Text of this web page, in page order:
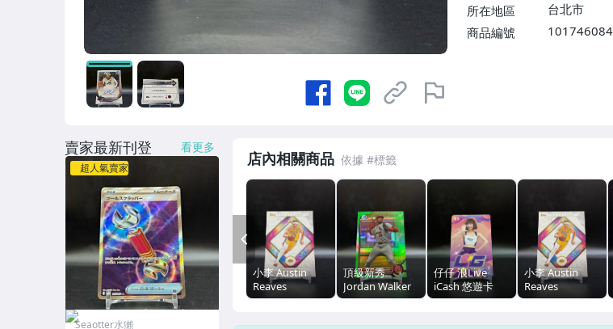
所在地區
台北市
商品編號
店內相關商品
小李 Austin
Reaves
Inception 盜夢
頂級新秀
Jordan Walker
Bowman
仔仔 浪Live
iCash 悠遊卡
（浩
小李 Austin
Reaves
Inception 盜夢
PREV
賣家最新刊登 看更多
超人氣賣家
Seaotter水獺